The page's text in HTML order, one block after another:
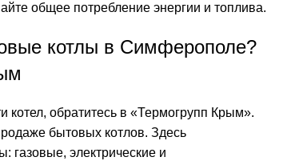
общее потребление энергии и топлива.
котлы в Симферополе?
котел, обратитесь в «Термогрупп Крым».
бытовых котлов. Здесь
газовые, электрические и